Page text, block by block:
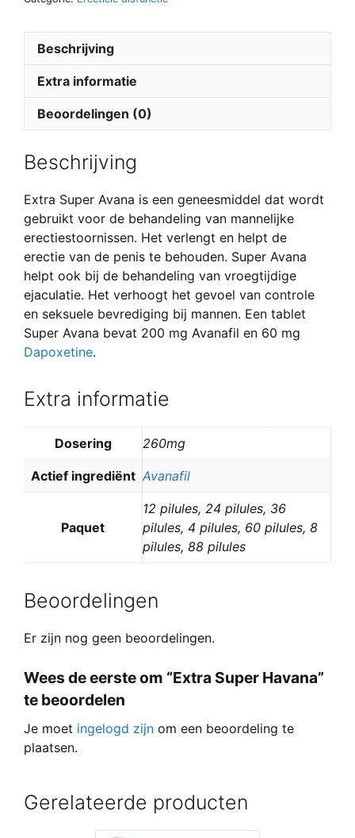
Beschrijving
Extra informatie
Beoordelingen (0)
Beschrijving
Extra Super Avana is een geneesmiddel dat wordt
gebruikt voor de behandeling van mannelijke
erectiestoornissen. Het verlengt en helpt de
erectie van de penis te behouden. Super Avana
helpt ook bij de behandeling van vroegtijdige
ejaculatie. Het verhoogt het gevoel van controle
en seksuele bevrediging bij mannen. Een tablet
Super Avana bevat 200 mg Avanafil en 60 mg
Dapoxetine.
Extra informatie
Dosering 260mg
Actief ingrediënt Avanafil
Paquet
12 pilules, 24 pilules, 36
pilules, 4 pilules, 60 pilules, 8
pilules, 88 pilules
Beoordelingen
Er zijn nog geen beoordelingen.
Wees de eerste om “Extra Super Havana”
te beoordelen
Je moet ingelogd zijn om een beoordeling te
plaatsen.
Gerelateerde producten